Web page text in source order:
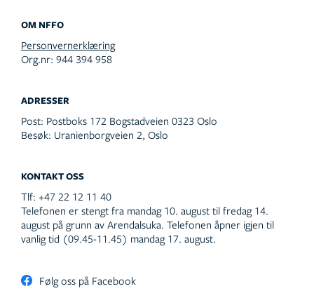
OM NFFO
Personvernerklæring
Org.nr: 944 394 958
ADRESSER
Post: Postboks 172 Bogstadveien 0323 Oslo
Besøk: Uranienborgveien 2, Oslo
KONTAKT OSS
Tlf: +47 22 12 11 40
Telefonen er stengt fra mandag 10. august til fredag 14.
august på grunn av Arendalsuka. Telefonen åpner igjen til
vanlig tid (09.45-11.45) mandag 17. august.
Følg oss på Facebook